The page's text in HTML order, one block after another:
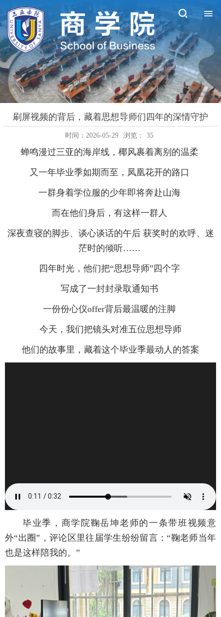
刷屏视频的背后，藏着思想导师们四年的深情守护
时间：2026-05-29 浏览： 35
蝉鸣漫过三亚的海岸线，椰风裹着离别的温柔
又一年毕业季如期而至，凤凰花开的路口
一群身着学位服的少年即将奔赴山海
而在他们身后，有这样一群人
深夜查寝的脚步、谈心谈话的午后 获奖时的欢呼、迷
茫时的倾听……
四年时光，他们把“思想导师”四个字
写成了一封封录取通知书
一份份心仪offer背后最温暖的注脚
今天，我们把镜头对准五位思想导师
他们的故事里，藏着这个毕业季最动人的答案
毕业季，商学院鞠岳坤老师的一条带班视频意
外“出圈”，评论区里往届学生纷纷留言：“鞠老师当年
也是这样陪我的。”